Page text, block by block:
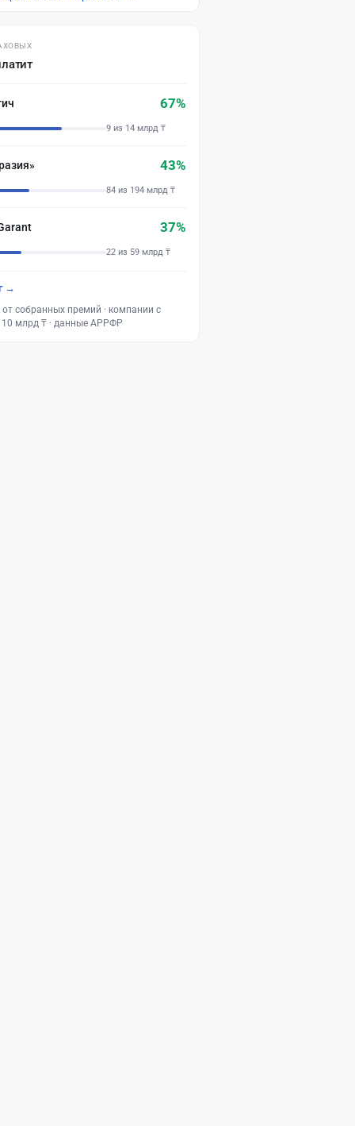
67%
9 из 14 млрд ₸
43%
84 из 194 млрд ₸
37%
22 из 59 млрд ₸
→
собранных премий · компании с
млрд ₸ · данные АРРФР